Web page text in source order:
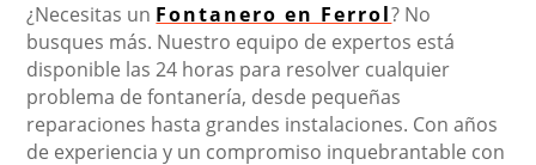
¿Necesitas un Fontanero en Ferrol? No
busques más. Nuestro equipo de expertos está
disponible las 24 horas para resolver cualquier
problema de fontanería, desde pequeñas
reparaciones hasta grandes instalaciones. Con años
de experiencia y un compromiso inquebrantable con